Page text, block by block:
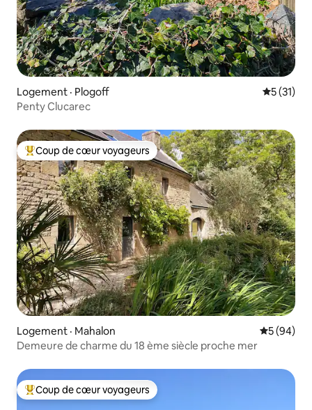
Logement · Plogoff Note
5 (31)
Penty Clucarec
Coup de cœur voyageurs parmi les plus aimés
Coup de cœur voyageurs
Logement · Mahalon Note
5 (94)
Demeure de charme du 18 ème siècle proche mer
Coup de cœur voyageurs parmi les plus aimés
Coup de cœur voyageurs